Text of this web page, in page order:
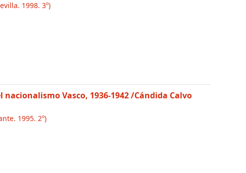
1998. 3º)
Vasco, 1936-1942/Cándida Calvo
1995. 2º)